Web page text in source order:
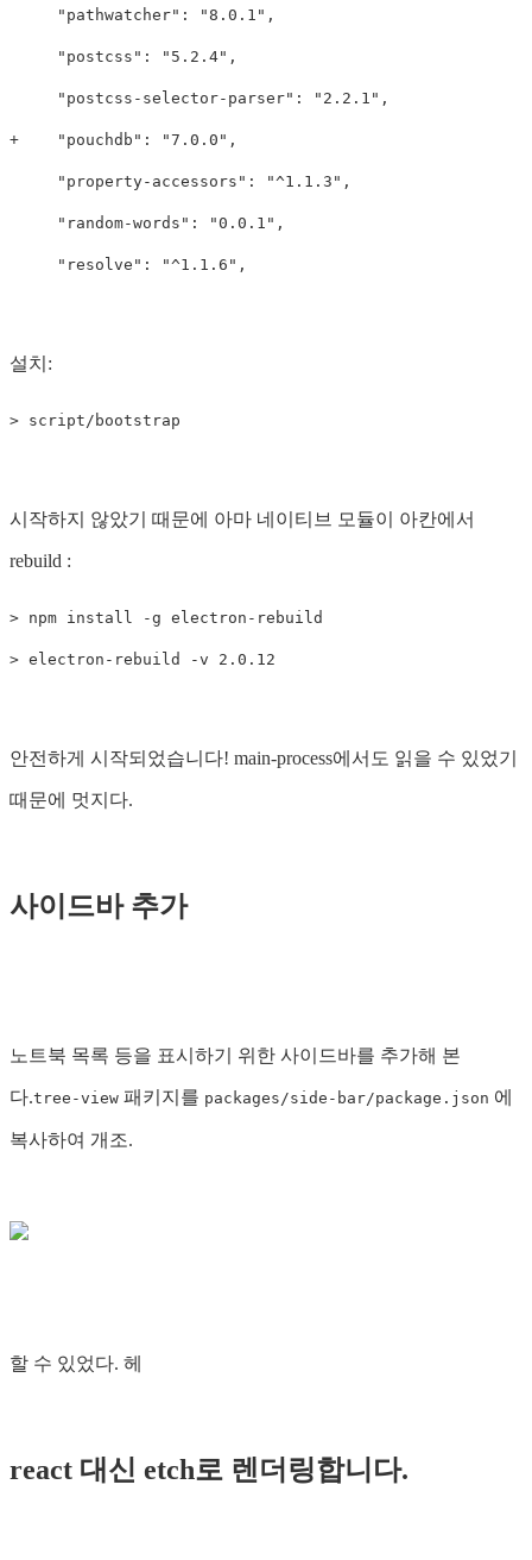
     "pathwatcher": "8.0.1",
     "postcss": "5.2.4",
     "property-accessors": "^1.1.3",
     "random-words": "0.0.1",
설치:
>
시작하지 않았기 때문에 아마 네이티브 모듈이 아칸에서
rebuild :
> npm install -g
> electron-rebuild -v
안전하게 시작되었습니다! main-process에서도 읽을 수 있었기
때문에 멋지다.
사이드바 추가
노트북 목록 등을 표시하기 위한 사이드바를 추가해 본
다.tree-view 패키지를 packages/side-bar/package.json 에
복사하여 개조.
할 수 있었다. 헤
react 대신 etch로 렌더링합니다.